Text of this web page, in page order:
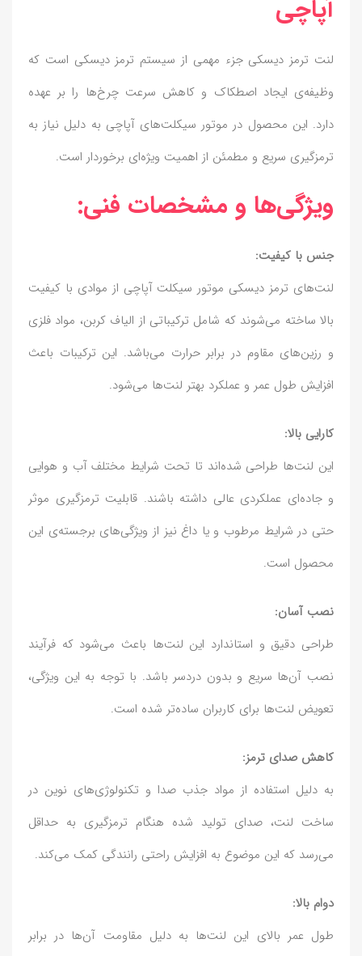
آپاچی
لنت ترمز دیسکی جزء مهمی از سیستم ترمز دیسکی است که
وظیفه‌ی ایجاد اصطکاک و کاهش سرعت چرخ‌ها را بر عهده
دارد. این محصول در موتور سیکلت‌های آپاچی به دلیل نیاز به
ترمزگیری سریع و مطمئن از اهمیت ویژه‌ای برخوردار است.
ویژگی‌ها و مشخصات فنی:
جنس با کیفیت:
لنت‌های ترمز دیسکی موتور سیکلت آپاچی از موادی با کیفیت
بالا ساخته می‌شوند که شامل ترکیباتی از الیاف کربن، مواد فلزی
و رزین‌های مقاوم در برابر حرارت می‌باشد. این ترکیبات باعث
افزایش طول عمر و عملکرد بهتر لنت‌ها می‌شود.
کارایی بالا:
این لنت‌ها طراحی شده‌اند تا تحت شرایط مختلف آب و هوایی
و جاده‌ای عملکردی عالی داشته باشند. قابلیت ترمزگیری موثر
حتی در شرایط مرطوب و یا داغ نیز از ویژگی‌های برجسته‌ی این
محصول است.
نصب آسان:
طراحی دقیق و استاندارد این لنت‌ها باعث می‌شود که فرآیند
نصب آن‌ها سریع و بدون دردسر باشد. با توجه به این ویژگی،
تعویض لنت‌ها برای کاربران ساده‌تر شده است.
کاهش صدای ترمز:
به دلیل استفاده از مواد جذب صدا و تکنولوژی‌های نوین در
ساخت لنت، صدای تولید شده هنگام ترمزگیری به حداقل
می‌رسد که این موضوع به افزایش راحتی رانندگی کمک می‌کند.
دوام بالا:
طول عمر بالای این لنت‌ها به دلیل مقاومت آن‌ها در برابر